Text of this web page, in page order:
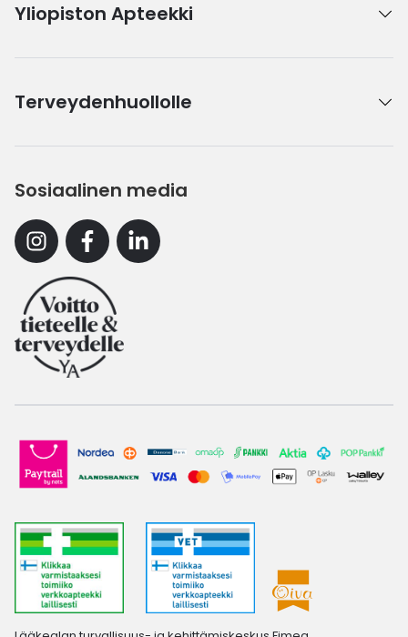
Yliopiston Apteekki
Terveydenhuollolle
Sosiaalinen media
InstagramFacebookLinkedin